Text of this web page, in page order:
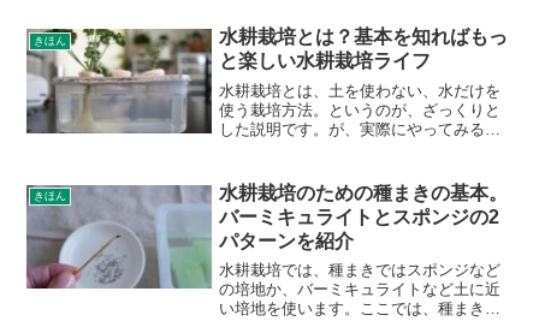
きほん
水耕栽培とは？基本を知ればもっ
と楽しい水耕栽培ライフ
水耕栽培とは、土を使わない、水だけを
使う栽培方法。というのが、ざっくりと
した説明です。が、実際にやってみると
わたし自身、水耕栽培を始めたときはい
ろんな方のブログやサイト...
きほん
水耕栽培のための種まきの基本。
バーミキュライトとスポンジの2
パターンを紹介
水耕栽培では、種まきではスポンジなど
の培地か、バーミキュライトなど土に近
い培地を使います。ここでは、種まきの